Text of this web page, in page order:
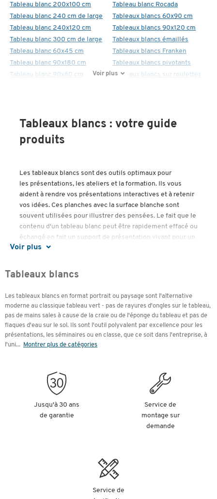
Tableau blanc 200x100 cm
Tableau blanc 240 cm de large
Tableau blanc 240x120 cm
Tableau blanc 300 cm de large
Tableau blanc 60x45 cm
Tableau blanc 90x180 cm
Tableau blanc 90x60 cm
Tableau blanc Rocada
Tableaux blancs 60x90 cm
Tableaux blancs 90x120 cm
Tableaux blancs émaillés
Tableaux blancs Franken
Tableaux blancs pivotants
Tableaux blancs sur roulettes
Voir plus
Voir plus
Tableaux blancs : votre guide
produits
Les tableaux blancs sont des outils optimaux pour
les présentations, les ateliers et la formation. Ils vous
aident à rendre vos présentations interactives et à retenir
vos idées. Ces planches avec la surface blanche sont
souvent utilisées pour illustrer des pensées. Le fait que le
contenu d'un tableau blanc peut être rapidement effacé ou
échangé en fait un support de présentation vivant pour un
large éventail d'applications. Sur les surfaces laquées des
avec un marqueur et essuyer proprement. Les tableaux
Chez Schäfer Shop, vous trouverez un grand choix de
tableauxblancs, à fixer au mur ou à poser librement, de
différentes marques telles que MAUL, Legamaster, Franken
ou notre propre marque Schäfer Shop, que vous pouvez
Contenu
Qu'est-ce qu'un tableau blanc ?
Pourquoi un tableau blanc ?
Les meilleurs tableaux blancs pour tous les usages
Tableaux blancs
Les tableaux blancs en format portrait ou paysage sont l'alternative
moderne au classique tableau vert - pas de rayures d'ongles sur le tableau,
pas de mains sales à cause de la craie ou de l'éponge du tableau et pas de
flaques d'eau sur le sol. Ils sont l'outil polyvalent par excellence pour les
présentations, les séminaires ou en classe, que ce soit dans l'entreprise, à
l'uni... Montrer plus de catégories
Jusqu'à 30 ans
de garantie
Service de
montage sur
demande
Service de